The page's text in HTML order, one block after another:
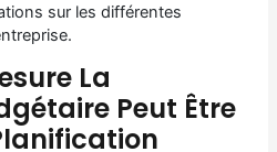
sur les différentes
La
Peut Être